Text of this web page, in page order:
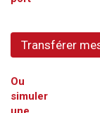
Transférer
Ou
simuler